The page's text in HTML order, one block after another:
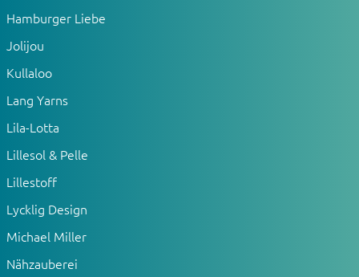
Hamburger Liebe
Jolijou
Kullaloo
Lang Yarns
Lila-Lotta
Lillesol & Pelle
Lillestoff
Lycklig Design
Michael Miller
Nähzauberei